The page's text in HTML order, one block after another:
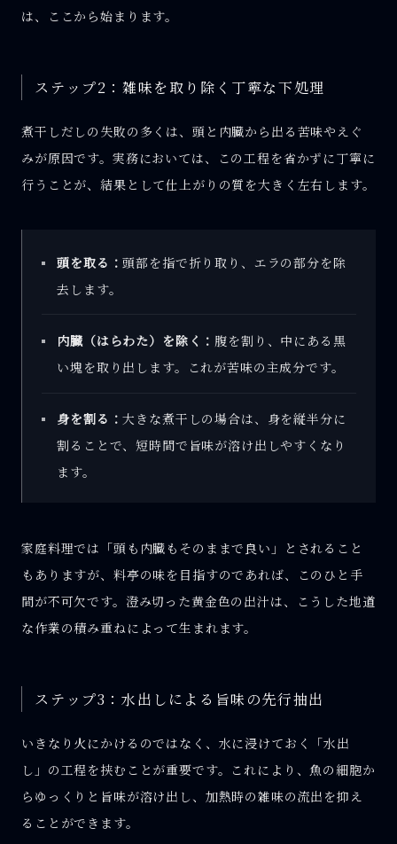
は、ここから始まります。
ステップ2：雑味を取り除く丁寧な下処理
煮干しだしの失敗の多くは、頭と内臓から出る苦味やえぐ
みが原因です。実務においては、この工程を省かずに丁寧に
行うことが、結果として仕上がりの質を大きく左右します。
頭を取る：頭部を指で折り取り、エラの部分を除
去します。
内臓（はらわた）を除く： 腹を割り、中にある黒
い塊を取り出します。これが苦味の主成分です。
身を割る：大きな煮干しの場合は、身を縦半分に
割ることで、短時間で旨味が溶け出しやすくなり
ます。
家庭料理では「頭も内臓もそのままで良い」とされること
もありますが、料亭の味を目指すのであれば、このひと手
間が不可欠です。澄み切った黄金色の出汁は、こうした地道
な作業の積み重ねによって生まれます。
ステップ3：水出しによる旨味の先行抽出
いきなり火にかけるのではなく、水に浸けておく「水出
し」の工程を挟むことが重要です。これにより、魚の細胞か
らゆっくりと旨味が溶け出し、加熱時の雑味の流出を抑え
ることができます。